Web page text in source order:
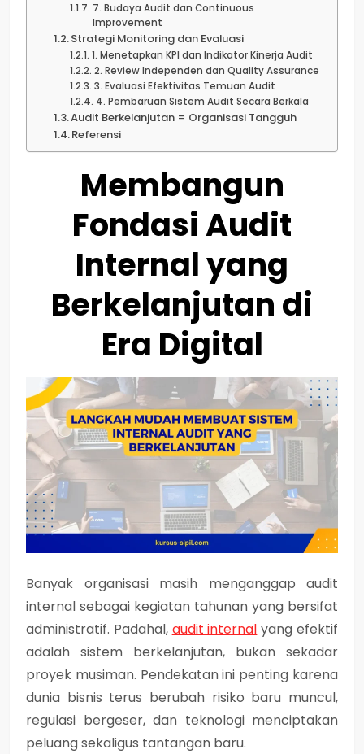
7. Budaya Audit dan Continuous
Improvement
Strategi Monitoring dan Evaluasi
1. Menetapkan KPI dan Indikator Kinerja Audit
2. Review Independen dan Quality Assurance
3. Evaluasi Efektivitas Temuan Audit
4. Pembaruan Sistem Audit Secara Berkala
Audit Berkelanjutan = Organisasi Tangguh
Referensi
Membangun
Fondasi Audit
Internal yang
Berkelanjutan di
Era Digital
Banyak organisasi masih menganggap audit
internal sebagai kegiatan tahunan yang bersifat
administratif. Padahal, audit internal yang efektif
adalah sistem berkelanjutan, bukan sekadar
proyek musiman. Pendekatan ini penting karena
dunia bisnis terus berubah risiko baru muncul,
regulasi bergeser, dan teknologi menciptakan
peluang sekaligus tantangan baru.